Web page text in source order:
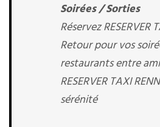
Soirées / Sorties
Réservez RESERVER
Retour pour vos
restaurants entre
RESERVER TAXI
sérénité